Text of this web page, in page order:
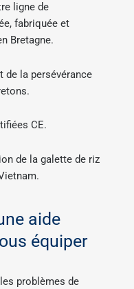
ligne de
fabriquée et
Bretagne.
de la persévérance
CE.
de la galette de riz
aide
équiper
problèmes de